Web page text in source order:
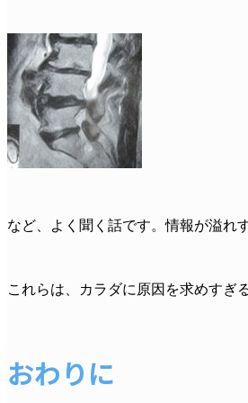
など、よく聞く話です。情報が溢れ
これらは、カラダに原因を求めすぎ
おわりに